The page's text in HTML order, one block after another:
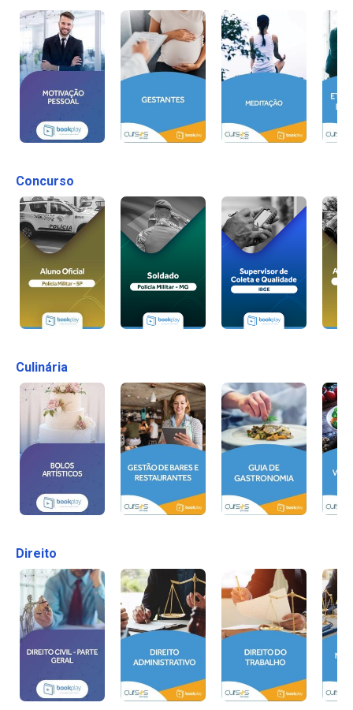
Concurso
Culinária
Direito